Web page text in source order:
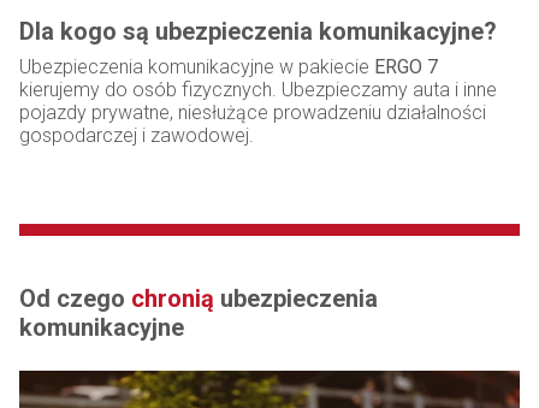
Dla kogo są ubezpieczenia komunikacyjne?
Ubezpieczenia komunikacyjne w pakiecie ERGO 7
kierujemy do osób fizycznych. Ubezpieczamy auta i inne
pojazdy prywatne, niesłużące prowadzeniu działalności
gospodarczej i zawodowej.
Od czego chronią ubezpieczenia
komunikacyjne